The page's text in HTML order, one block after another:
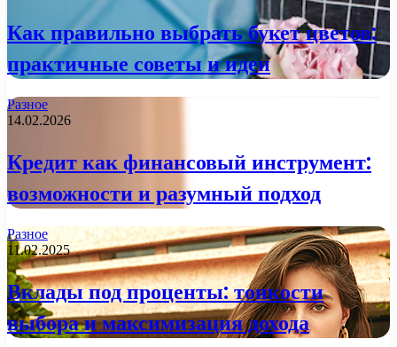
Как правильно выбрать букет цветов:
практичные советы и идеи
Разное
14.02.2026
Кредит как финансовый инструмент:
возможности и разумный подход
Разное
11.02.2025
Вклады под проценты: тонкости
выбора и максимизация дохода